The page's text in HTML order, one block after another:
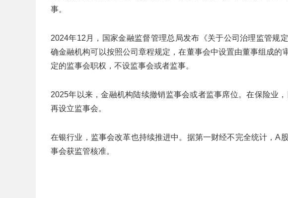
事。
2024年12月，国家金融监督管理总局发布《关于公司治理监管规
确金融机构可以按照公司章程规定，在董事会中设置由董事组成的
定的监事会职权，不设监事会或者监事。
2025年以来，金融机构陆续撤销监事会或者监事席位。在保险业
再设立监事会。
在银行业，监事会改革也持续推进中。据第一财经不完全统计，A
事会获监管核准。